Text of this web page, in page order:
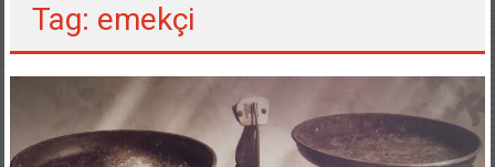
Tag: emekçi